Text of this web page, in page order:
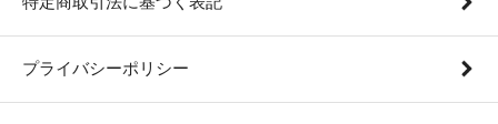
プライバシーポリシー